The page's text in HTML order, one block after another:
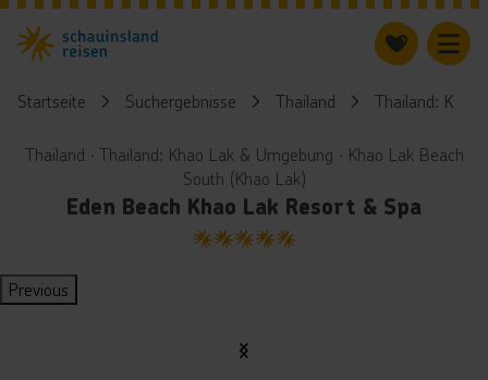
Startseite Suchergebnisse Thailand Thailand: Khao
Thailand ∙ Thailand: Khao Lak & Umgebung ∙ Khao Lak Beach
South (Khao Lak)
Eden Beach Khao Lak Resort & Spa
5
Previous